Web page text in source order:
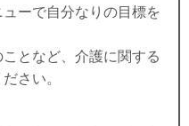
ーで自分なりの目標を
となど、介護に関する
さい。